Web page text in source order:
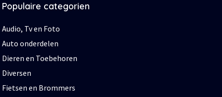
Populaire categorien
Audio, Tv en Foto
Auto onderdelen
Dieren en Toebehoren
Diversen
Fietsen en Brommers